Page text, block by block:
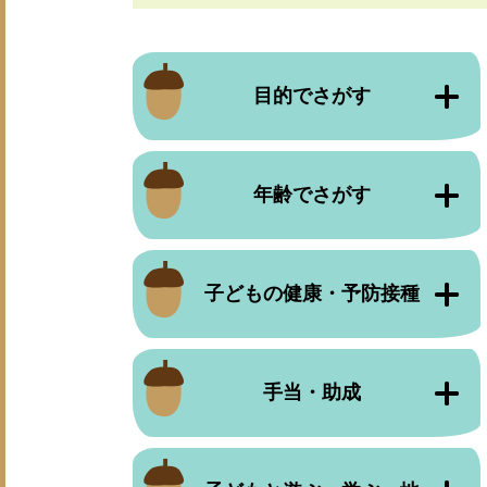
目的でさがす
年齢でさがす
子どもの健康・予防接種
手当・助成